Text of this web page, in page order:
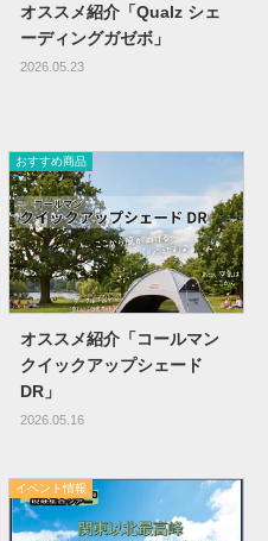
オススメ紹介「Qualz シェ
ーディングガゼボ」
2026.05.23
おすすめ商品
オススメ紹介「コールマン
クイックアップシェード
DR」
2026.05.16
イベント情報